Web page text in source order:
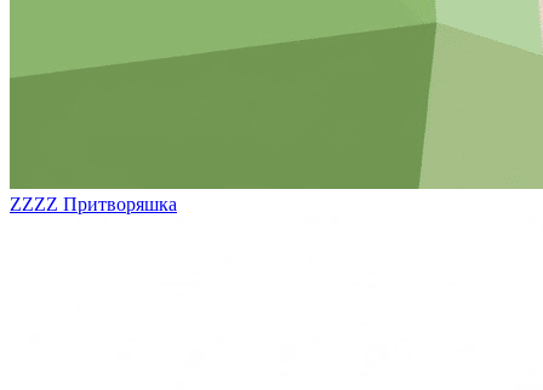
ZZZZ Притворяшка